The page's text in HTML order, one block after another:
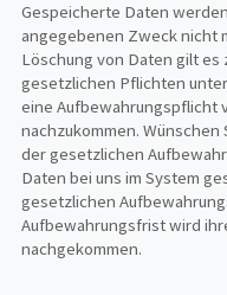
Gespeicherte Daten
angegebenen Zweck nicht
Löschung von Daten gilt
gesetzlichen Pflichten
eine Aufbewahrungspflicht
nachzukommen.
der gesetzlichen
Daten bei uns im System
gesetzlichen
Aufbewahrungsfrist wird
nachgekommen.